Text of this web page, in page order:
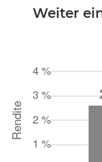
Weiter